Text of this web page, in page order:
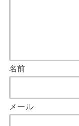
名前
メール